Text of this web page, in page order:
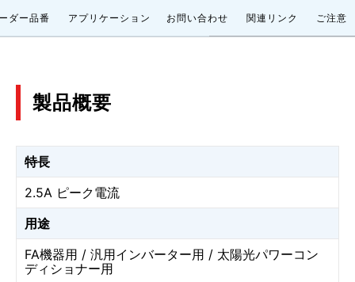
ダー品番 アプリケーション お問い合わせ 関連リンク ご注意
製品概要
特長
2.5A ピーク電流
用途
FA機器用 / 汎用インバーター用 / 太陽光パワーコン
ディショナー用